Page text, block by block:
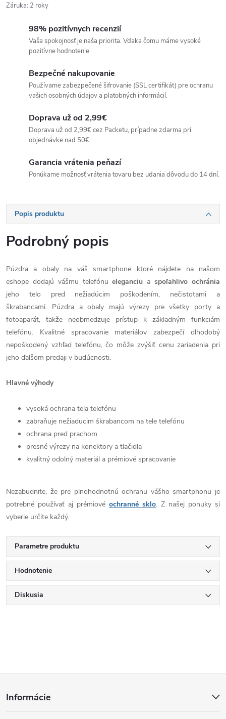
Záruka: 2 roky
98% pozitívnych recenzií
Vaša spokojnosť je naša priorita. Vďaka čomu máme vysoké
pozitívne hodnotenie.
Bezpečné nakupovanie
Používame zabezpečené šifrovanie (SSL certifikát) pre ochranu
vašich osobných údajov a platobných informácií.
Doprava už od 2,99€
Doprava už od 2,99€ cez Packetu, prípadne zdarma pri
objednávke nad 50€.
Garancia vrátenia peňazí
Ponúkame možnosť vrátenia tovaru bez udania dôvodu do 14 dní.
Popis produktu
Podrobný popis
Púzdra a obaly na váš smartphone ktoré nájdete na našom
eshope dodajú vášmu telefónueleganciu aspoľahlivo ochránia
jeho telo pred nežiadúcim poškodením, nečistotami a
škrabancami. Púzdra a obaly majú výrezy pre všetky porty a
fotoaparát, takže neobmedzuje prístup k základným funkciám
telefónu. Kvalitné spracovanie materiálov zabezpečí dlhodobý
nepoškodený vzhľad telefónu, čo môže zvýšiť cenu zariadenia pri
jeho ďalšom predaji v budúcnosti.
Hlavné výhody
vysoká ochrana tela telefónu
zabraňuje nežiaducim škrabancom na tele telefónu
ochrana pred prachom
presné výrezy na konektory a tlačidla
kvalitný odolný materiál a prémiové spracovanie
Nezabudnite, že pre plnohodnotnú ochranu vášho smartphonu je
potrebné používať aj prémiové ochranné sklo. Z našej ponuky si
vyberie určite každý.
Parametre produktu
Hodnotenie
Diskusia
Informácie